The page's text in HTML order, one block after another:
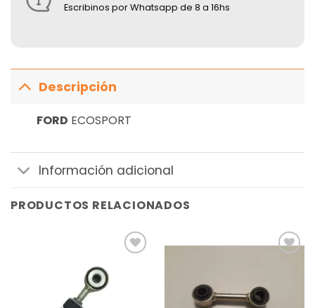
Escribinos por Whatsapp de 8 a 16hs
Descripción
FORD ECOSPORT
Información adicional
PRODUCTOS RELACIONADOS
deseos